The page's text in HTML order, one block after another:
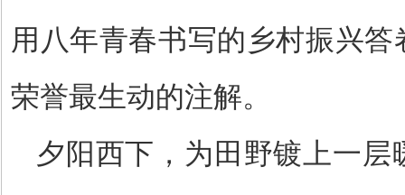
用八年青春书写的乡村振兴
荣誉最生动的注解。
夕阳西下，为田野镀上一